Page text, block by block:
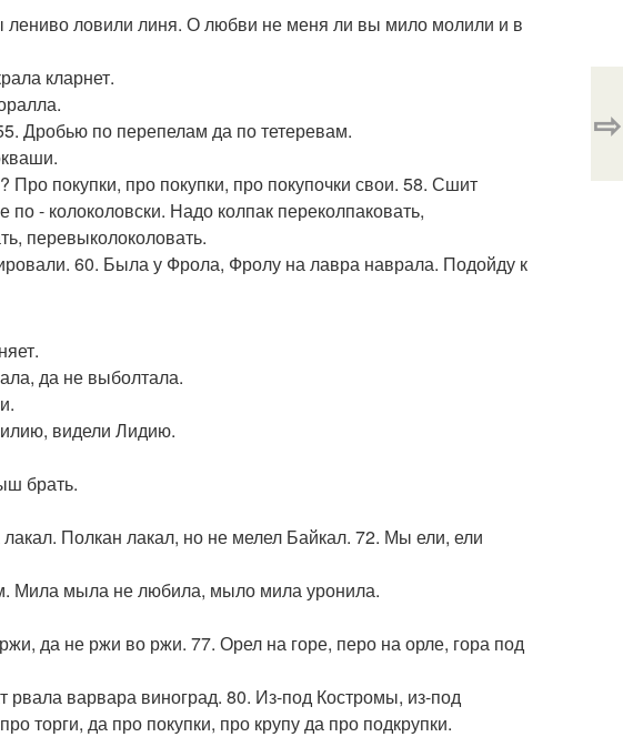
ловили линя. О любви не меня ли вы мило молили и в
кларнет.
Дробью по перепелам да по тетеревам.
Про покупки, про покупки, про покупочки свои. 58. Сшит
по - колоколовски. Надо колпак переколпаковать,
перевыколоколовать.
60. Была у Фрола, Фролу на лавра наврала. Подойду к
да не выболтала.
видели Лидию.
брать.
Полкан лакал, но не мелел Байкал. 72. Мы ели, ели
мыла не любила, мыло мила уронила.
да не ржи во ржи. 77. Орел на горе, перо на орле, гора под
варвара виноград. 80. Из-под Костромы, из-под
торги, да про покупки, про крупу да про подкрупки.
⇨